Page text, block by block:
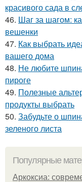
красивого сада в
46. Шаг за шагом:
вешенки
47. Как выбрать
вашего дома
48. Не любите
пироге
49. Полезные
продукты выбрать
50. Забудьте о
зеленого листа
Популярные
Аркоксиа: